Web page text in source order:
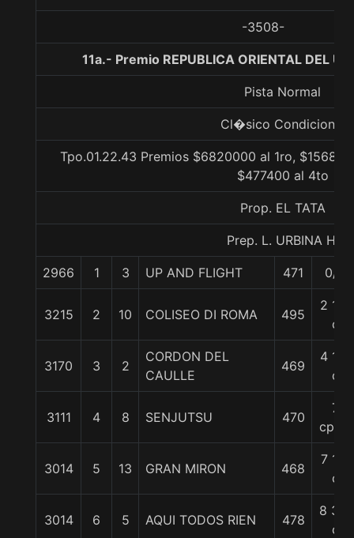
-3508-
11a.- Premio REPUBLICA ORIENTAL DEL
Pista Normal
Cl�sico Condicional
Tpo.01.22.43 Premios $6820000 al 1ro,
$477400 al 4to
Prop. EL TATA
Prep. L. URBINA H.
2966 1 3 UP AND FLIGHT 471 0/0
3215 2 10 COLISEO DI ROMA 495
2 1/2
c
3170 3 2
CORDON DEL
CAULLE
469
4 1/2
c
3111 4 8 SENJUTSU 470
7
cpos.
3014 5 13 GRAN MIRON 468
7 1/4
c
3014 6 5 AQUI TODOS RIEN 478
8 3/4
c